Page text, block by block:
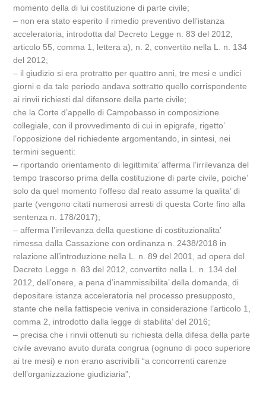
momento della di lui costituzione di parte civile;
– non era stato esperito il rimedio preventivo dell’istanza
acceleratoria, introdotta dal Decreto Legge n. 83 del 2012,
articolo 55, comma 1, lettera a), n. 2, convertito nella L. n. 134
del 2012;
– il giudizio si era protratto per quattro anni, tre mesi e undici
giorni e da tale periodo andava sottratto quello corrispondente
ai rinvii richiesti dal difensore della parte civile;
che la Corte d’appello di Campobasso in composizione
collegiale, con il provvedimento di cui in epigrafe, rigetto’
l’opposizione del richiedente argomentando, in sintesi, nei
termini seguenti:
– riportando orientamento di legittimita’ afferma l’irrilevanza del
tempo trascorso prima della costituzione di parte civile, poiche’
solo da quel momento l’offeso dal reato assume la qualita’ di
parte (vengono citati numerosi arresti di questa Corte fino alla
sentenza n. 178/2017);
– afferma l’irrilevanza della questione di costituzionalita’
rimessa dalla Cassazione con ordinanza n. 2438/2018 in
relazione all’introduzione nella L. n. 89 del 2001, ad opera del
Decreto Legge n. 83 del 2012, convertito nella L. n. 134 del
2012, dell’onere, a pena d’inammissibilita’ della domanda, di
depositare istanza acceleratoria nel processo presupposto,
stante che nella fattispecie veniva in considerazione l’articolo 1,
comma 2, introdotto dalla legge di stabilita’ del 2016;
– precisa che i rinvii ottenuti su richiesta della difesa della parte
civile avevano avuto durata congrua (ognuno di poco superiore
ai tre mesi) e non erano ascrivibili “a concorrenti carenze
dell’organizzazione giudiziaria”;